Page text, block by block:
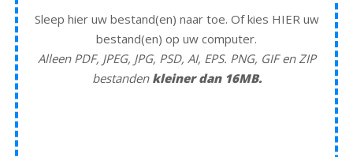
Sleep hier uw bestand(en) naar toe. Of kies HIER uw
bestand(en) op uw computer.
Alleen PDF, JPEG, JPG, PSD, AI, EPS. PNG, GIF en ZIP
bestanden kleiner dan 16MB.